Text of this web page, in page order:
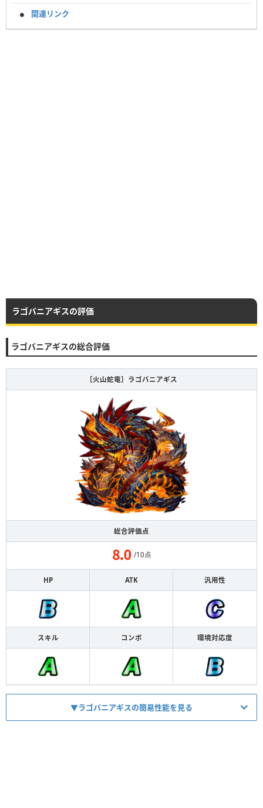
関連リンク
ラゴバニアギスの評価
ラゴバニアギスの総合評価
［火山蛇竜］ラゴバニアギス
総合評価点
/10点
HP ATK 汎用性
スキル コンボ 環境対応度
▼ラゴバニアギスの簡易性能を見る